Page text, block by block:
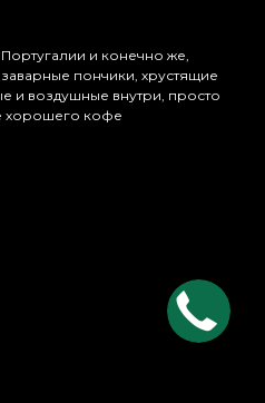
и конечно же,
пончики, хрустящие
и воздушные внутри, просто
хорошего кофе